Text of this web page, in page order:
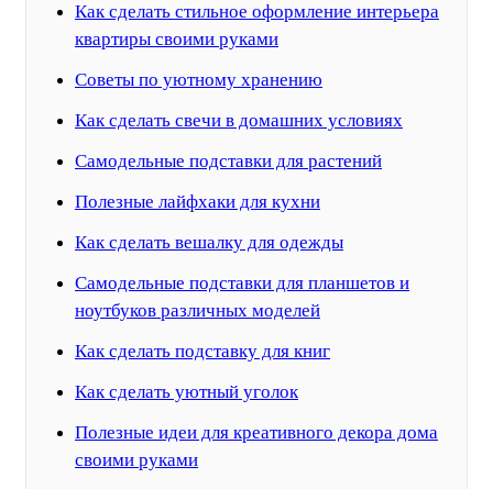
Как сделать стильное оформление интерьера
квартиры своими руками
Советы по уютному хранению
Как сделать свечи в домашних условиях
Самодельные подставки для растений
Полезные лайфхаки для кухни
Как сделать вешалку для одежды
Самодельные подставки для планшетов и
ноутбуков различных моделей
Как сделать подставку для книг
Как сделать уютный уголок
Полезные идеи для креативного декора дома
своими руками